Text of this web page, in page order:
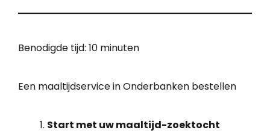
Benodigde tijd: 10 minuten
Een maaltijdservice in Onderbanken bestellen
Start met uw maaltijd-zoektocht